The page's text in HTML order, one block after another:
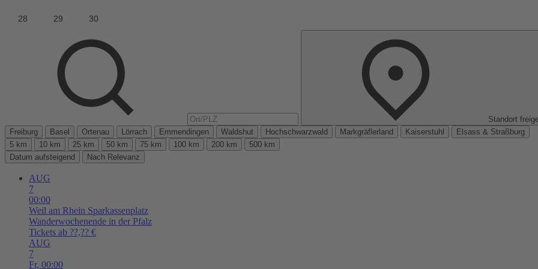
Standort
Freiburg
Basel Ortenau Lörrach Emmendingen Waldshut Hochschwarzwald Markgräflerland Kaiserstuhl
Elsass & Straßburg
5 km
10 km 25 km 50 km 75 km 100 km 200 km
500 km
Datum aufsteigend
Nach Relevanz
AUG
7
00:00
Weil am Rhein Sparkassenplatz
Wanderwochenende in der Pfalz
Tickets ab ??,?? €
AUG
7
Fr, 00:00